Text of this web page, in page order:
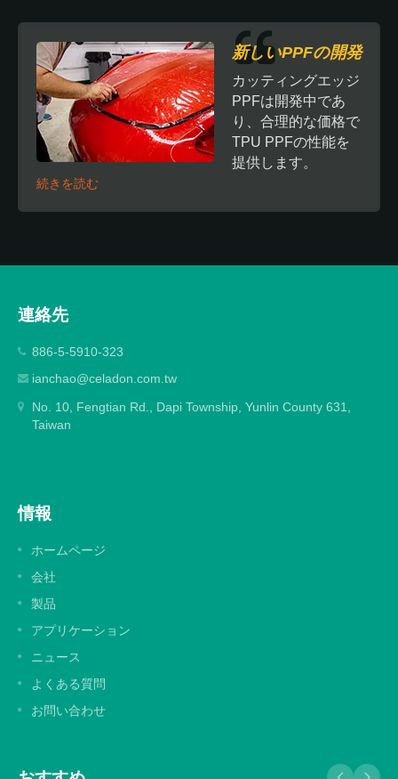
新しいPPFの開発
カッティングエッジ
PPFは開発中であ
り、合理的な価格で
TPU PPFの性能を
提供します。
続きを読む
連絡先
886-5-5910-323
ianchao@celadon.com.tw
No. 10, Fengtian Rd., Dapi Township, Yunlin County 631,
Taiwan
情報
ホームページ
会社
製品
アプリケーション
ニュース
よくある質問
お問い合わせ